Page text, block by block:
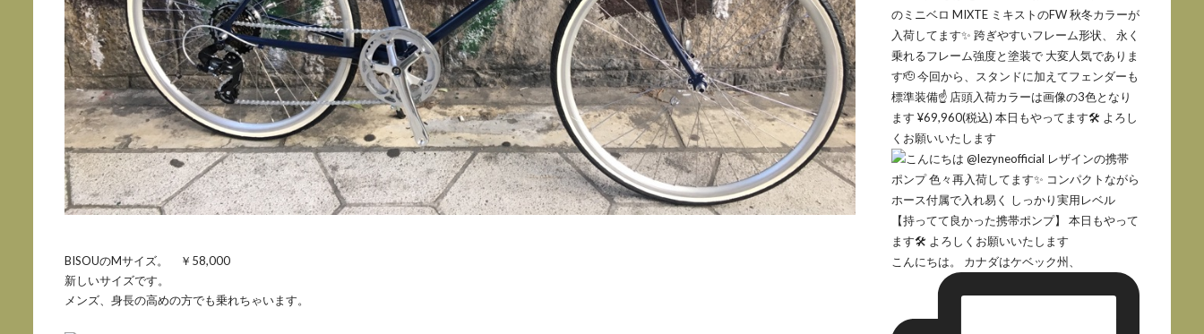
BISOUのMサイズ。 ￥58,000
新しいサイズです。
メンズ、身長の高めの方でも乗れちゃいます。
こんにちは。 カナダはケベック州、